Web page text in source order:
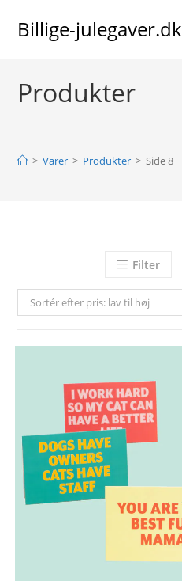
Billige-julegaver.dk
Produkter
> Varer > Produkter > Side 8
Filter
Sortér efter pris: lav til høj